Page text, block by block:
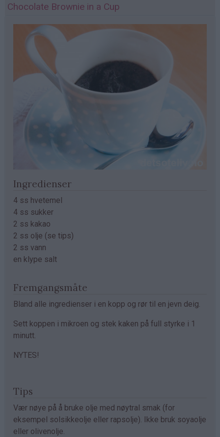
Chocolate Brownie in a Cup
Ingredienser
4 ss hvetemel
4 ss sukker
2 ss kakao
2 ss olje (se tips)
2 ss vann
en klype salt
Fremgangsmåte
Bland alle ingredienser i en kopp og rør til en jevn deig.
Sett koppen i mikroen og stek kaken på full styrke i 1
minutt.
NYTES!
Tips
Vær nøye på å bruke olje med nøytral smak (for
eksempel solsikkeolje eller rapsolje). Ikke bruk soyaolje
eller olivenolje.